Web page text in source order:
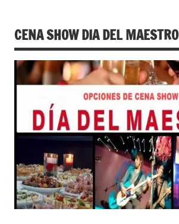
CENA SHOW DIA DEL MAESTRO